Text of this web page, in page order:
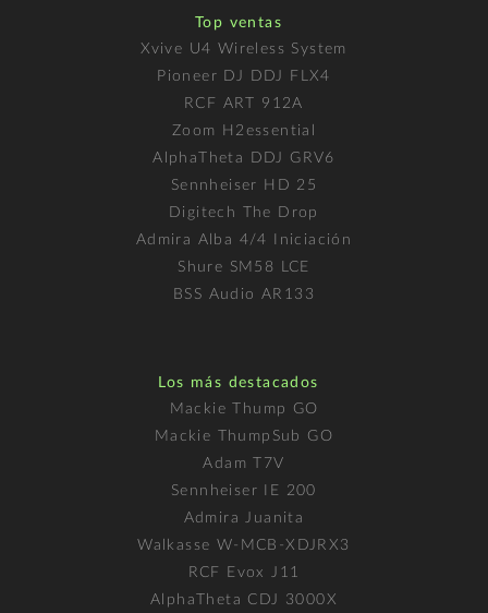
Top ventas
Xvive U4 Wireless System
Pioneer DJ DDJ FLX4
RCF ART 912A
Zoom H2essential
AlphaTheta DDJ GRV6
Sennheiser HD 25
Digitech The Drop
Admira Alba 4/4 Iniciación
Shure SM58 LCE
BSS Audio AR133
Los más destacados
Mackie Thump GO
Mackie ThumpSub GO
Adam T7V
Sennheiser IE 200
Admira Juanita
Walkasse W-MCB-XDJRX3
RCF Evox J11
AlphaTheta CDJ 3000X